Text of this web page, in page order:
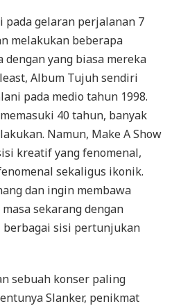
pada gelaran perjalanan 7
melakukan beberapa
dengan yang biasa mereka
Album Tujuh sendiri
pada medio tahun 1998.
40 tahun, banyak
Namun, Make A Show
kreatif yang fenomenal,
sekaligus ikonik.
dan ingin membawa
sekarang dengan
berbagai sisi pertunjukan
sebuah konser paling
Slanker, penikmat